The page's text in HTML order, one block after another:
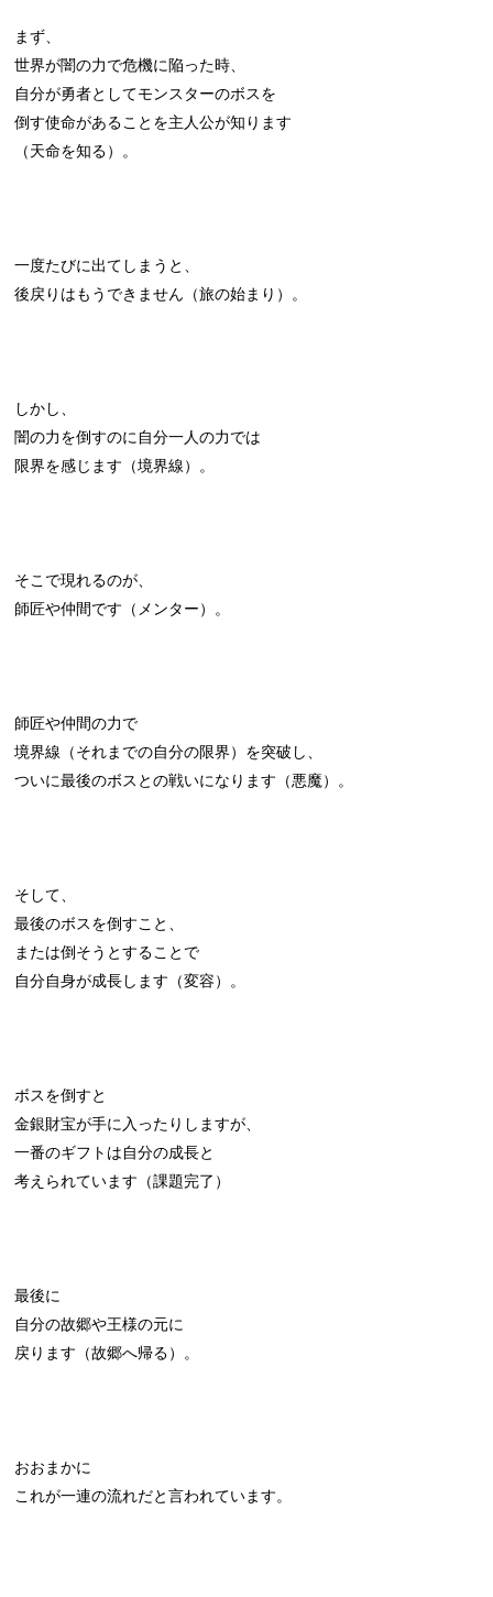
まず、
世界が闇の力で危機に陥った時、
自分が勇者としてモンスターのボスを
倒す使命があることを主人公が知ります
（天命を知る）。
一度たびに出てしまうと、
後戻りはもうできません（旅の始まり）。
しかし、
闇の力を倒すのに自分一人の力では
限界を感じます（境界線）。
そこで現れるのが、
師匠や仲間です（メンター）。
師匠や仲間の力で
境界線（それまでの自分の限界）を突破し、
ついに最後のボスとの戦いになります（悪魔）。
そして、
最後のボスを倒すこと、
または倒そうとすることで
自分自身が成長します（変容）。
ボスを倒すと
金銀財宝が手に入ったりしますが、
一番のギフトは自分の成長と
考えられています（課題完了）
最後に
自分の故郷や王様の元に
戻ります（故郷へ帰る）。
おおまかに
これが一連の流れだと言われています。